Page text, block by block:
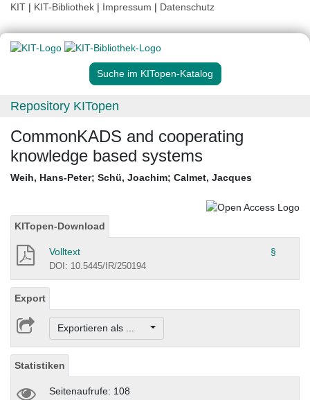
KIT | KIT-Bibliothek | Impressum | Datenschutz
Suche im KITopen-Katalog
Repository KITopen
CommonKADS and cooperating
knowledge based systems
Weih, Hans-Peter; Schü, Joachim; Calmet, Jacques
KITopen-Download
Volltext §
DOI: 10.5445/IR/250194
Export
Exportieren als ...
Statistiken
Seitenaufrufe: 108